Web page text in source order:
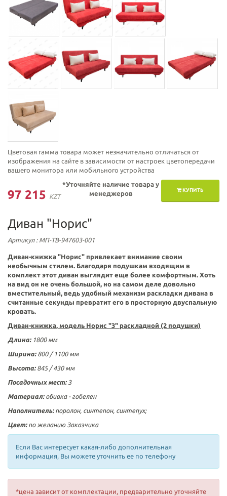
Цветовая гамма товара может незначительно отличаться от
изображения на сайте в зависимости от настроек цветопередачи
вашего монитора или мобильного устройства
97 215 KZT
КУПИТЬ
*Уточняйте наличие товара у
менеджеров
Диван "Норис"
Артикул: МП-ТВ-947603-001
Диван-книжка "Норис" привлекает внимание своим
необычным стилем. Благодаря подушкам входящим в
комплект этот диван выглядит еще более комфортным. Хоть
на вид он не очень большой, но на самом деле довольно
вместительный, ведь удобный механизм раскладки дивана в
считанные секунды превратит его в просторную двуспальную
кровать.
Диван-книжка, модель Норис "3" раскладной (2 подушки)
Длина:1800 мм
Ширина:800 / 1100 мм
Высота: 845 / 430 мм
Посадочных мест:3
Материал: обивка - гобелен
Наполнитель:поролон, синтепон, синтепух;
Цвет: по желанию Заказчика
Если Вас интересует какая-либо дополнительная
информация, Вы можете уточнить ее по телефону
*цена зависит от комплектации, предварительно уточняйте